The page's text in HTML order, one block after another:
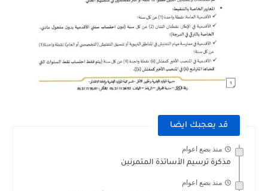
قد يعجبك ايضا
منذ بضع اعوام
مذكرة ترسيم الأساتذة المتمرنين
منذ بضع اعوام